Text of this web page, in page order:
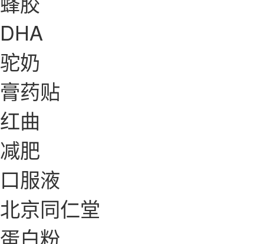
DHA
驼奶
膏药贴
红曲
减肥
口服液
北京同仁堂
蛋白粉